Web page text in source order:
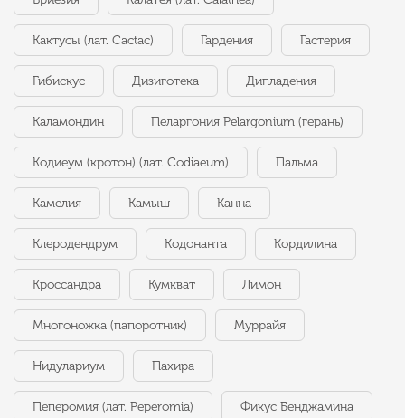
Кактусы (лат. Cactac) Гардения Гастерия
Гибискус Дизиготека Дипладения
Каламондин Пеларгония Pelargonium (герань)
Кодиеум (кротон) (лат. Codiaeum) Пальма
Камелия Камыш Канна
Клеродендрум Кодонанта Кордилина
Кроссандра Кумкват Лимон
Многоножка (папоротник) Муррайя
Нидулариум Пахира
Пеперомия (лат. Peperomia) Фикус Бенджамина